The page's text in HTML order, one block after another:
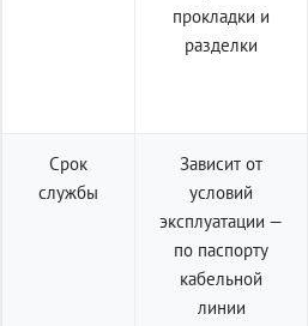
прокладки и
разделки
Срок
службы
Зависит от
условий
эксплуатации —
по паспорту
кабельной
линии